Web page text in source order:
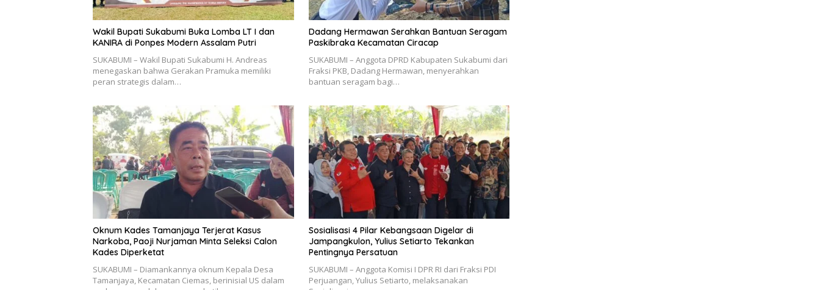
Wakil Bupati Sukabumi Buka Lomba LT I dan
KANIRA di Ponpes Modern Assalam Putri
SUKABUMI – Wakil Bupati Sukabumi H. Andreas
menegaskan bahwa Gerakan Pramuka memiliki
peran strategis dalam…
Dadang Hermawan Serahkan Bantuan Seragam
Paskibraka Kecamatan Ciracap
SUKABUMI – Anggota DPRD Kabupaten Sukabumi dari
Fraksi PKB, Dadang Hermawan, menyerahkan
bantuan seragam bagi…
Oknum Kades Tamanjaya Terjerat Kasus
Narkoba, Paoji Nurjaman Minta Seleksi Calon
Kades Diperketat
SUKABUMI – Diamankannya oknum Kepala Desa
Tamanjaya, Kecamatan Ciemas, berinisial US dalam
Sosialisasi 4 Pilar Kebangsaan Digelar di
Jampangkulon, Yulius Setiarto Tekankan
Pentingnya Persatuan
SUKABUMI – Anggota Komisi I DPR RI dari Fraksi PDI
Perjuangan, Yulius Setiarto, melaksanakan